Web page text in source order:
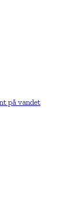
på vandet